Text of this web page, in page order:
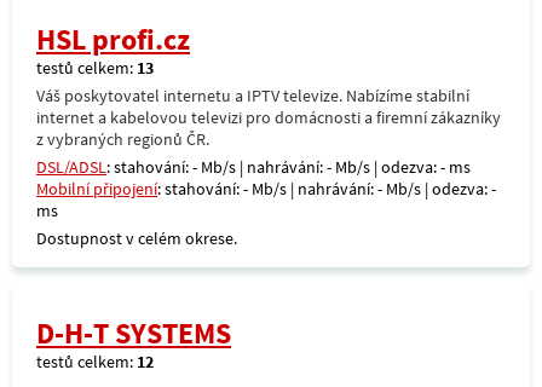
HSL profi.cz
testů celkem: 13
Váš poskytovatel internetu a IPTV televize. Nabízíme stabilní
internet a kabelovou televizi pro domácnosti a firemní zákazníky
z vybraných regionů ČR.
DSL/ADSL: stahování: - Mb/s | nahrávání: - Mb/s | odezva: - ms
Mobilní připojení: stahování: - Mb/s | nahrávání: - Mb/s | odezva: -
ms
Dostupnost v celém okrese.
D-H-T SYSTEMS
testů celkem: 12